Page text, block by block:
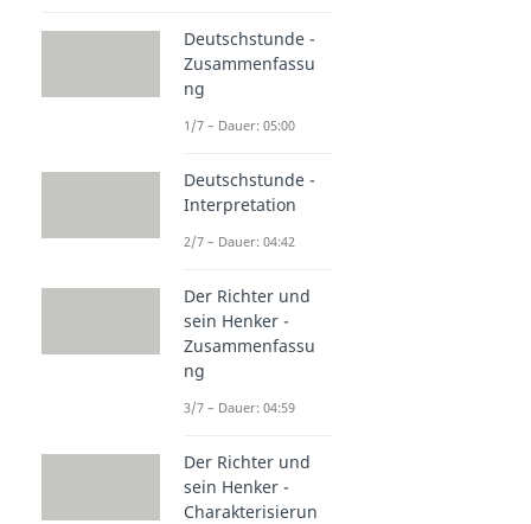
Deutschstunde -
Zusammenfassu
ng
1/7 – Dauer: 05:00
Deutschstunde -
Interpretation
2/7 – Dauer: 04:42
Der Richter und
sein Henker -
Zusammenfassu
ng
3/7 – Dauer: 04:59
Der Richter und
sein Henker -
Charakterisierun